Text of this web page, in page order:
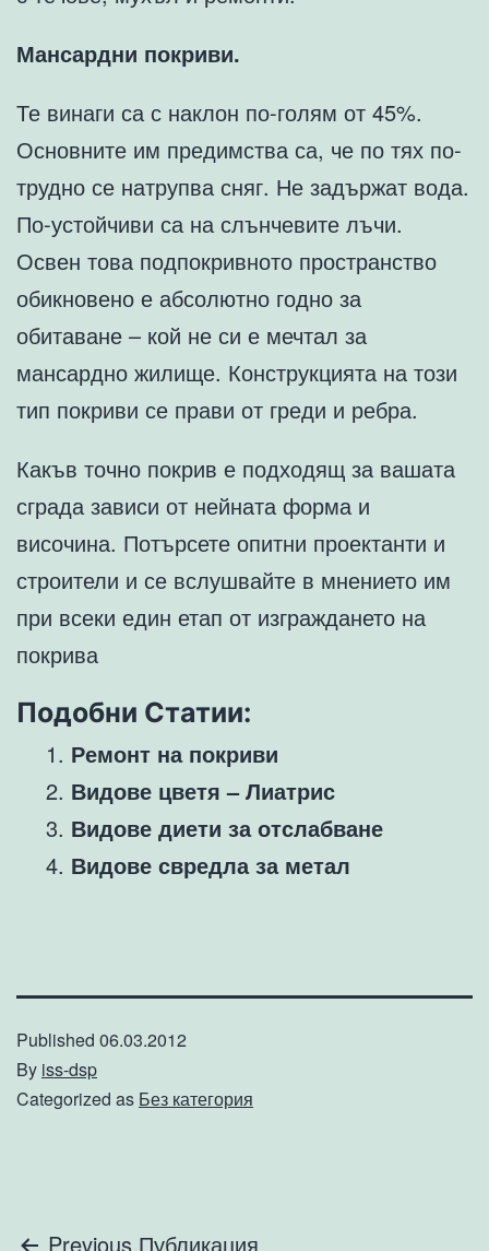
Мансардни покриви.
Те винаги са с наклон по-голям от 45%.
Основните им предимства са, че по тях по-
трудно се натрупва сняг. Не задържат вода.
По-устойчиви са на слънчевите лъчи.
Освен това подпокривното пространство
обикновено е абсолютно годно за
обитаване – кой не си е мечтал за
мансардно жилище. Конструкцията на този
тип покриви се прави от греди и ребра.
Какъв точно покрив е подходящ за вашата
сграда зависи от нейната форма и
височина. Потърсете опитни проектанти и
строители и се вслушвайте в мнението им
при всеки един етап от изграждането на
покрива
Подобни Статии:
Ремонт на покриви
Видове цветя – Лиатрис
Видове диети за отслабване
Видове свредла за метал
Published 06.03.2012
By iss-dsp
Categorized as Без категория
Previous Публикация